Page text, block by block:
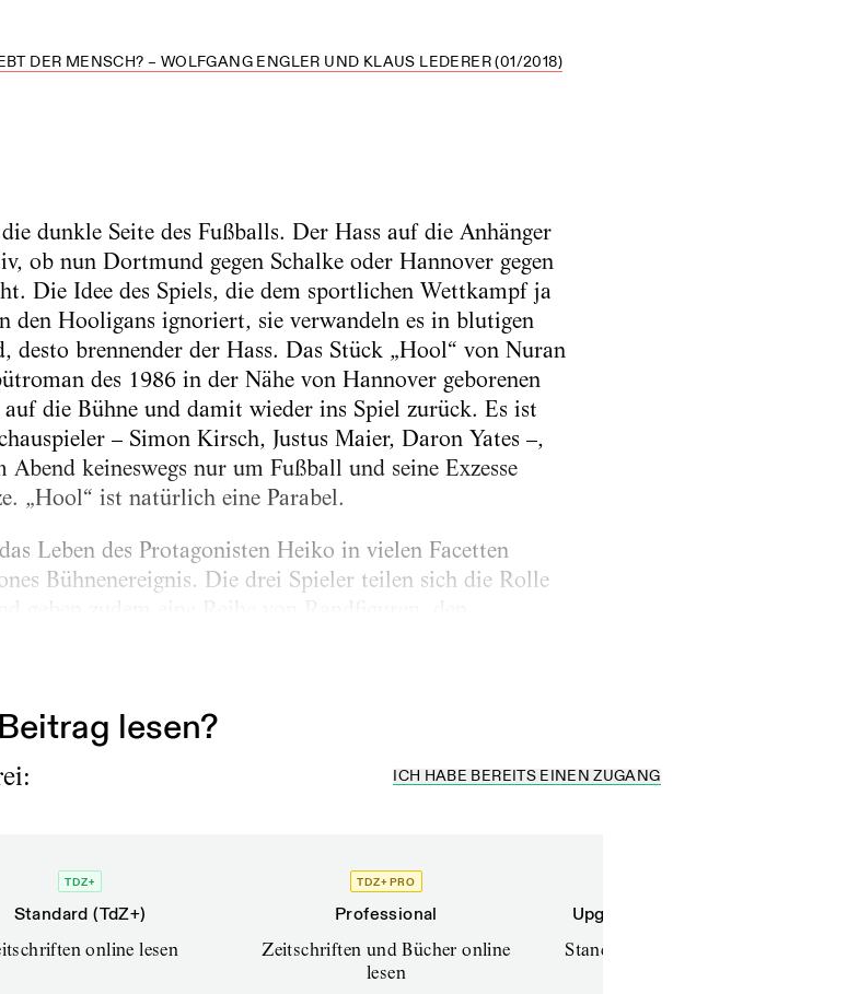
DER MENSCH? – WOLFGANG ENGLER UND KLAUS LEDERER (01/2018)
dunkle Seite des Fußballs. Der Hass auf die Anhänger
ob nun Dortmund gegen Schalke oder Hannover gegen
Die Idee des Spiels, die dem sportlichen Wettkampf ja
den Hooligans ignoriert, sie verwandeln es in blutigen
desto brennender der Hass. Das Stück „Hool“ von Nuran
des 1986 in der Nähe von Hannover geborenen
die Bühne und damit wieder ins Spiel zurück. Es ist
– Simon Kirsch, Justus Maier, Daron Yates –,
keineswegs nur um Fußball und seine Exzesse
„Hool“ ist natürlich eine Parabel.
Leben des Protagonisten Heiko in vielen Facetten
Bühnenereignis. Die drei Spieler teilen sich die Rolle
lesen?
ICH HABE BEREITS EINEN ZUGANG
TDZ+
Standard (TdZ+)
online lesen
TDZ+ PRO
Professional
Zeitschriften und Bücher online
lesen
Upgrade für Printabonnenten
Standard (TdZ+) – Zeitschriften